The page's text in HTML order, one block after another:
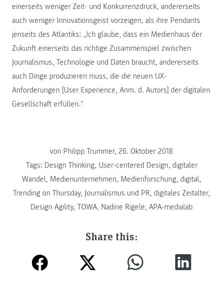
einerseits weniger Zeit- und Konkurrenzdruck, andererseits
auch weniger Innovationsgeist vorzeigen, als ihre Pendants
jenseits des Atlantiks: „Ich glaube, dass ein Medienhaus der
Zukunft einerseits das richtige Zusammenspiel zwischen
Journalismus, Technologie und Daten braucht, andererseits
auch Dinge produzieren muss, die die neuen UX-
Anforderungen [User Experience, Anm. d. Autors] der digitalen
Gesellschaft erfüllen.“
von Philipp Trummer, 26. Oktober 2018
Tags: Design Thinking, User-centered Design, digitaler
Wandel, Medienunternehmen, Medienforschung, digital,
Trending on Thursday, Journalismus und PR, digitales Zeitalter,
Design Agility, TOWA, Nadine Rigele, APA-medialab
Share this: